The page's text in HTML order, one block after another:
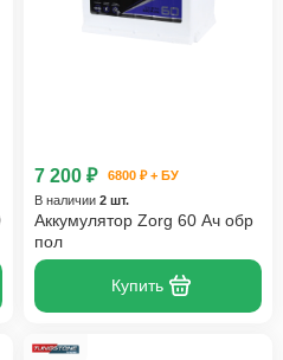
7 200 ₽
6800 ₽ + БУ
В наличии 2 шт.
Аккумулятор Zorg 60 Ач обр
пол
Купить